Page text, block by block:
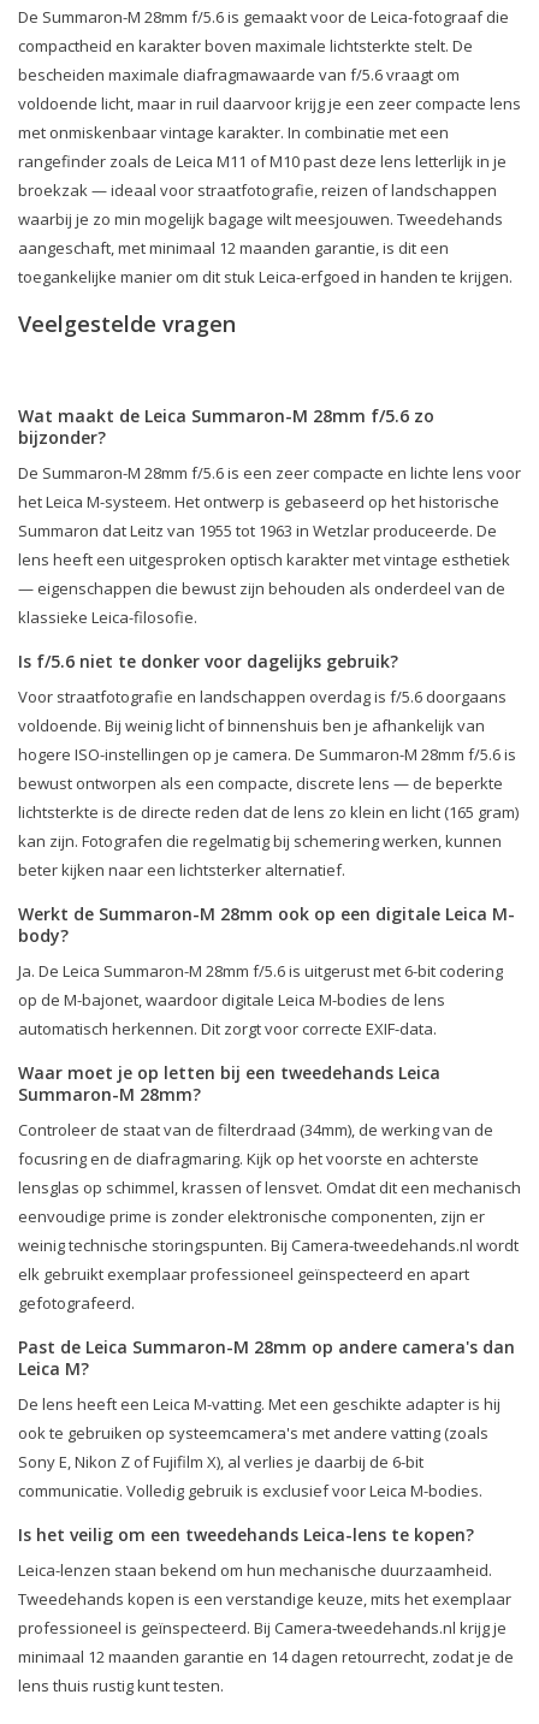
De Summaron-M 28mm f/5.6 is gemaakt voor de Leica-fotograaf die
compactheid en karakter boven maximale lichtsterkte stelt. De
bescheiden maximale diafragmawaarde van f/5.6 vraagt om
voldoende licht, maar in ruil daarvoor krijg je een zeer compacte lens
met onmiskenbaar vintage karakter. In combinatie met een
rangefinder zoals de Leica M11 of M10 past deze lens letterlijk in je
broekzak — ideaal voor straatfotografie, reizen of landschappen
waarbij je zo min mogelijk bagage wilt meesjouwen. Tweedehands
aangeschaft, met minimaal 12 maanden garantie, is dit een
toegankelijke manier om dit stuk Leica-erfgoed in handen te krijgen.
Veelgestelde vragen
Wat maakt de Leica Summaron-M 28mm f/5.6 zo
bijzonder?
De Summaron-M 28mm f/5.6 is een zeer compacte en lichte lens voor
het Leica M-systeem. Het ontwerp is gebaseerd op het historische
Summaron dat Leitz van 1955 tot 1963 in Wetzlar produceerde. De
lens heeft een uitgesproken optisch karakter met vintage esthetiek
— eigenschappen die bewust zijn behouden als onderdeel van de
klassieke Leica-filosofie.
Is f/5.6 niet te donker voor dagelijks gebruik?
Voor straatfotografie en landschappen overdag is f/5.6 doorgaans
voldoende. Bij weinig licht of binnenshuis ben je afhankelijk van
hogere ISO-instellingen op je camera. De Summaron-M 28mm f/5.6 is
bewust ontworpen als een compacte, discrete lens — de beperkte
lichtsterkte is de directe reden dat de lens zo klein en licht (165 gram)
kan zijn. Fotografen die regelmatig bij schemering werken, kunnen
beter kijken naar een lichtsterker alternatief.
Werkt de Summaron-M 28mm ook op een digitale Leica M-
body?
Ja. De Leica Summaron-M 28mm f/5.6 is uitgerust met 6-bit codering
op de M-bajonet, waardoor digitale Leica M-bodies de lens
automatisch herkennen. Dit zorgt voor correcte EXIF-data.
Waar moet je op letten bij een tweedehands Leica
Summaron-M 28mm?
Controleer de staat van de filterdraad (34mm), de werking van de
focusring en de diafragmaring. Kijk op het voorste en achterste
lensglas op schimmel, krassen of lensvet. Omdat dit een mechanisch
eenvoudige prime is zonder elektronische componenten, zijn er
weinig technische storingspunten. Bij Camera-tweedehands.nl wordt
elk gebruikt exemplaar professioneel geïnspecteerd en apart
gefotografeerd.
Past de Leica Summaron-M 28mm op andere camera's dan
Leica M?
De lens heeft een Leica M-vatting. Met een geschikte adapter is hij
ook te gebruiken op systeemcamera's met andere vatting (zoals
Sony E, Nikon Z of Fujifilm X), al verlies je daarbij de 6-bit
communicatie. Volledig gebruik is exclusief voor Leica M-bodies.
Is het veilig om een tweedehands Leica-lens te kopen?
Leica-lenzen staan bekend om hun mechanische duurzaamheid.
Tweedehands kopen is een verstandige keuze, mits het exemplaar
professioneel is geïnspecteerd. Bij Camera-tweedehands.nl krijg je
minimaal 12 maanden garantie en 14 dagen retourrecht, zodat je de
lens thuis rustig kunt testen.